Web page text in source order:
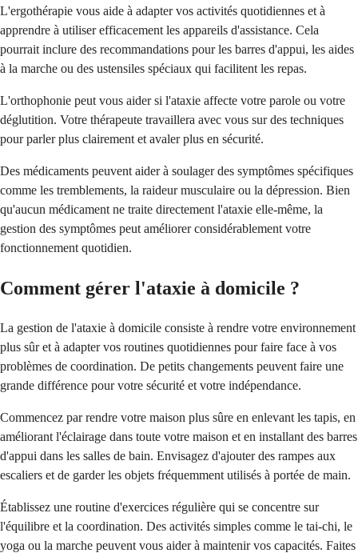
L'ergothérapie vous aide à adapter vos activités quotidiennes et à
apprendre à utiliser efficacement les appareils d'assistance. Cela
pourrait inclure des recommandations pour les barres d'appui, les aides
à la marche ou des ustensiles spéciaux qui facilitent les repas.
L'orthophonie peut vous aider si l'ataxie affecte votre parole ou votre
déglutition. Votre thérapeute travaillera avec vous sur des techniques
pour parler plus clairement et avaler plus en sécurité.
Des médicaments peuvent aider à soulager des symptômes spécifiques
comme les tremblements, la raideur musculaire ou la dépression. Bien
qu'aucun médicament ne traite directement l'ataxie elle-même, la
gestion des symptômes peut améliorer considérablement votre
fonctionnement quotidien.
Comment gérer l'ataxie à domicile ?
La gestion de l'ataxie à domicile consiste à rendre votre environnement
plus sûr et à adapter vos routines quotidiennes pour faire face à vos
problèmes de coordination. De petits changements peuvent faire une
grande différence pour votre sécurité et votre indépendance.
Commencez par rendre votre maison plus sûre en enlevant les tapis, en
améliorant l'éclairage dans toute votre maison et en installant des barres
d'appui dans les salles de bain. Envisagez d'ajouter des rampes aux
escaliers et de garder les objets fréquemment utilisés à portée de main.
Établissez une routine d'exercices régulière qui se concentre sur
l'équilibre et la coordination. Des activités simples comme le tai-chi, le
yoga ou la marche peuvent vous aider à maintenir vos capacités. Faites